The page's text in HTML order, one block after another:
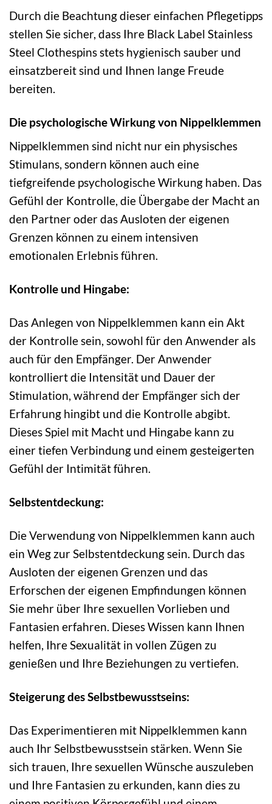
Durch die Beachtung dieser einfachen Pflegetipps
stellen Sie sicher, dass Ihre Black Label Stainless
Steel Clothespins stets hygienisch sauber und
einsatzbereit sind und Ihnen lange Freude
bereiten.
Die psychologische Wirkung von Nippelklemmen
Nippelklemmen sind nicht nur ein physisches
Stimulans, sondern können auch eine
tiefgreifende psychologische Wirkung haben. Das
Gefühl der Kontrolle, die Übergabe der Macht an
den Partner oder das Ausloten der eigenen
Grenzen können zu einem intensiven
emotionalen Erlebnis führen.
Kontrolle und Hingabe:
Das Anlegen von Nippelklemmen kann ein Akt
der Kontrolle sein, sowohl für den Anwender als
auch für den Empfänger. Der Anwender
kontrolliert die Intensität und Dauer der
Stimulation, während der Empfänger sich der
Erfahrung hingibt und die Kontrolle abgibt.
Dieses Spiel mit Macht und Hingabe kann zu
einer tiefen Verbindung und einem gesteigerten
Gefühl der Intimität führen.
Selbstentdeckung:
Die Verwendung von Nippelklemmen kann auch
ein Weg zur Selbstentdeckung sein. Durch das
Ausloten der eigenen Grenzen und das
Erforschen der eigenen Empfindungen können
Sie mehr über Ihre sexuellen Vorlieben und
Fantasien erfahren. Dieses Wissen kann Ihnen
helfen, Ihre Sexualität in vollen Zügen zu
genießen und Ihre Beziehungen zu vertiefen.
Steigerung des Selbstbewusstseins:
Das Experimentieren mit Nippelklemmen kann
auch Ihr Selbstbewusstsein stärken. Wenn Sie
sich trauen, Ihre sexuellen Wünsche auszuleben
und Ihre Fantasien zu erkunden, kann dies zu